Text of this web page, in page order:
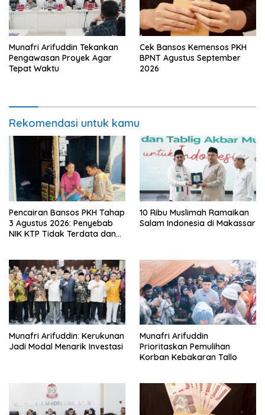
Munafri Arifuddin Tekankan
Pengawasan Proyek Agar
Tepat Waktu
Cek Bansos Kemensos PKH
BPNT Agustus September
2026
Rekomendasi untuk kamu
Pencairan Bansos PKH Tahap
3 Agustus 2026: Penyebab
NIK KTP Tidak Terdata dan
10 Ribu Muslimah Ramaikan
Salam Indonesia di Makassar
Munafri Arifuddin: Kerukunan
Jadi Modal Menarik Investasi
Munafri Arifuddin
Prioritaskan Pemulihan
Korban Kebakaran Tallo